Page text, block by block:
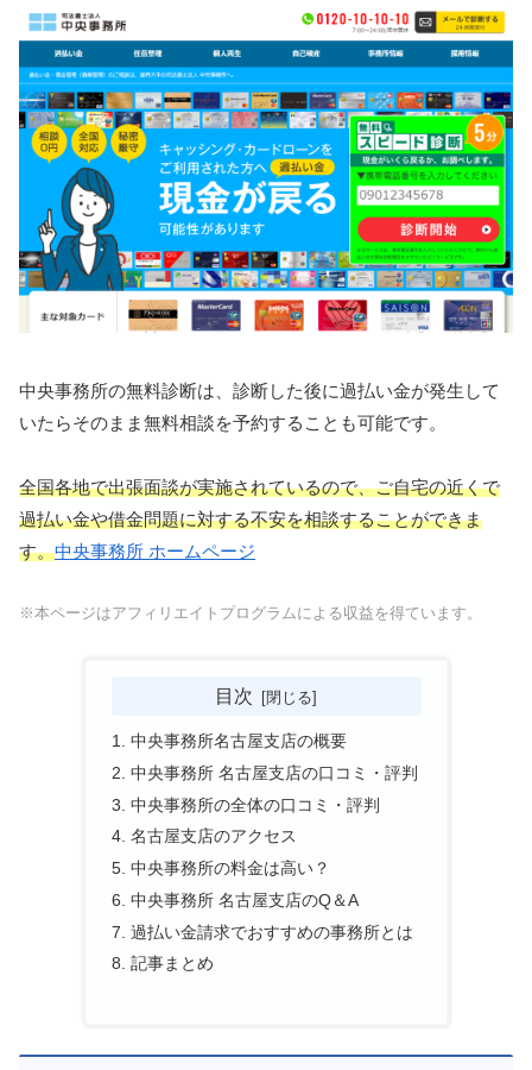
中央事務所の無料診断は、診断した後に過払い金が発生して
いたらそのまま無料相談を予約することも可能です。
全国各地で出張面談が実施されているので、ご自宅の近くで
過払い金や借金問題に対する不安を相談することができま
す。中央事務所 ホームページ
※本ページはアフィリエイトプログラムによる収益を得ています。
目次
中央事務所名古屋支店の概要
中央事務所 名古屋支店の口コミ・評判
中央事務所の全体の口コミ・評判
名古屋支店のアクセス
中央事務所の料金は高い？
中央事務所 名古屋支店のQ＆A
過払い金請求でおすすめの事務所とは
記事まとめ